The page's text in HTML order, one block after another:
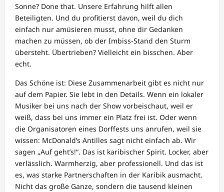
Sonne? Done that. Unsere Erfahrung hilft allen
Beteiligten. Und du profitierst davon, weil du dich
einfach nur amüsieren musst, ohne dir Gedanken
machen zu müssen, ob der Imbiss-Stand den Sturm
übersteht. Übertrieben? Vielleicht ein bisschen. Aber
echt.
Das Schöne ist: Diese Zusammenarbeit gibt es nicht nur
auf dem Papier. Sie lebt in den Details. Wenn ein lokaler
Musiker bei uns nach der Show vorbeischaut, weil er
weiß, dass bei uns immer ein Platz frei ist. Oder wenn
die Organisatoren eines Dorffests uns anrufen, weil sie
wissen: McDonald’s Antilles sagt nicht einfach ab. Wir
sagen „Auf geht’s!“. Das ist karibischer Spirit. Locker, aber
verlässlich. Warmherzig, aber professionell. Und das ist
es, was starke Partnerschaften in der Karibik ausmacht.
Nicht das große Ganze, sondern die tausend kleinen